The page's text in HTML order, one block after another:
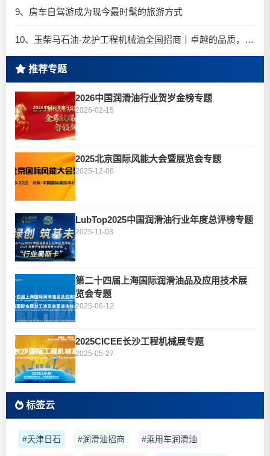
9、房车自驾游成为现今最时髦的旅游方式
10、玉柴马石油-龙护工程机械油全国招商丨卓越的品质，专业的品牌！
推荐专题
2026中国润滑油行业贺岁金榜专题
2026-02-15
2025北京国际风能大会暨展览会专题
2025-12-06
LubTop2025中国润滑油行业年度总评榜专题
2025-11-03
第二十四届上海国际润滑油品及应用技术展
览会专题
2025-06-12
2025CICEE长沙工程机械展专题
2025-05-27
标签云
#天津日石 #润滑油招商 #乘用车润滑油